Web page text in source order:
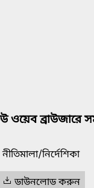
ওয়েব ব্রাউজারে
নীতিমালা/নির্দেশিকা
ডাউনলোড করুন